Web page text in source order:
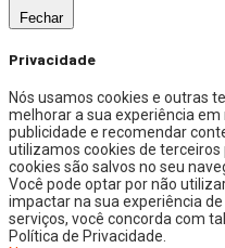
Fechar
Privacidade
Nós usamos cookies e outras
melhorar a sua experiência
publicidade e recomendar
utilizamos cookies de terceiros
cookies são salvos no seu
Você pode optar por não
impactar na sua experiência
serviços, você concorda com
Política de Privacidade.